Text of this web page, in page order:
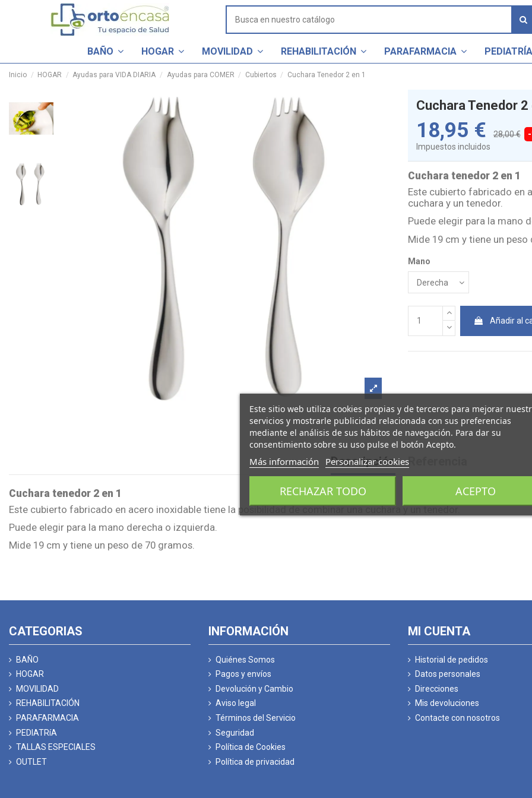
BAÑO HOGAR MOVILIDAD REHABILITACIÓN PARAFARMACIA PEDIATRÍA
Inicio HOGAR Ayudas para VIDA DIARIA Ayudas para COMER Cubiertos Cuchara Tenedor 2 en 1
Cuchara Tenedor 2
18,95 € 28,00 €
Impuestos incluidos
Cuchara tenedor 2 en 1
Este cubierto fabricado en
cuchara y un tenedor.
Puede elegir para la mano
Mide 19 cm y tiene un peso
Mano
Añadir al
Descripción Referencia
Cuchara tenedor 2 en 1
Este cubierto fabricado en acero inoxidable tiene la posibilidad de combinar una cuchara y un tenedor.
Puede elegir para la mano derecha o izquierda.
Mide 19 cm y tiene un peso de 70 gramos.
CATEGORIAS
BAÑO
HOGAR
MOVILIDAD
REHABILITACIÓN
PARAFARMACIA
PEDIATRíA
TALLAS ESPECIALES
OUTLET
INFORMACIÓN
Quiénes Somos
Pagos y envíos
Devolución y Cambio
Aviso legal
Términos del Servicio
Seguridad
Política de Cookies
Política de privacidad
MI CUENTA
Historial de pedidos
Datos personales
Direcciones
Mis devoluciones
Contacte con nosotros
Este sitio web utiliza cookies propias y de terceros para mejorar
servicios y mostrarle publicidad relacionada con sus preferencias
mediante el análisis de sus hábitos de navegación. Para dar su
consentimiento sobre su uso pulse el botón Acepto.
Más información Personalizar cookies
RECHAZAR TODO ACEPTO